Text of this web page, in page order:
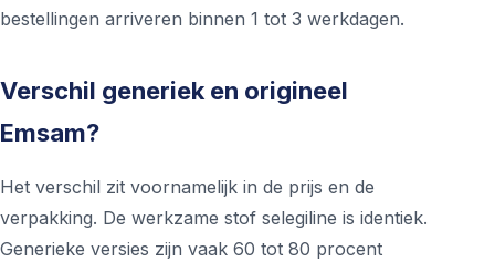
bestellingen arriveren binnen 1 tot 3 werkdagen.
Verschil generiek en origineel
Emsam?
Het verschil zit voornamelijk in de prijs en de
verpakking. De werkzame stof selegiline is identiek.
Generieke versies zijn vaak 60 tot 80 procent